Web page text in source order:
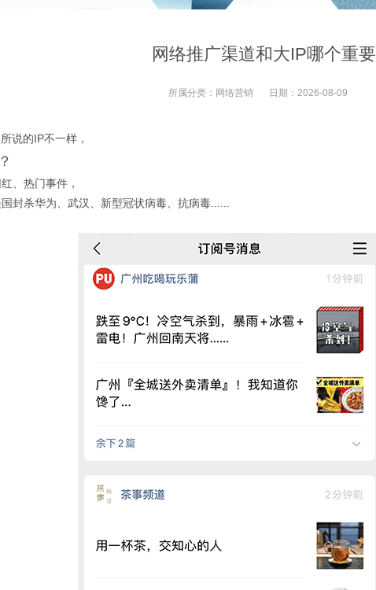
网络推广渠道和大IP哪个重要
所属分类： 网络营销 日期： 2026-08-09
说的IP不一样，
、热门事件，
封杀华为、武汉、新型冠状病毒、抗病毒......